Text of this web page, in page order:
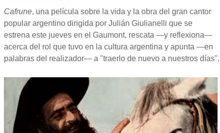
Cafrune, una película sobre la vida y la obra del gran cantor
popular argentino dirigida por Julián Giulianelli que se
estrena este jueves en el Gaumont, rescata —y reflexiona—
acerca del rol que tuvo en la cultura argentina y apunta —en
palabras del realizador— a "traerlo de nuevo a nuestros días".